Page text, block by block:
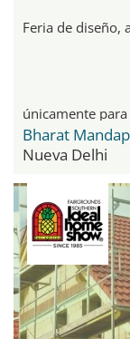
Feria de diseño,
únicamente
Nueva Delhi